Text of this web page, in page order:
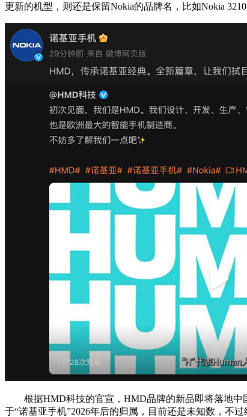
更新的机型，则还是保留Nokia的品牌名，比如Nokia 3210
根据HMD科技的官宣，HMD品牌的新品即将落地中
于“诺基亚手机”2026年后的归属，目前还是未知数，不